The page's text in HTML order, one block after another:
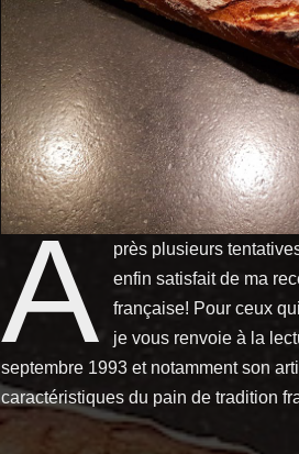
A
près plusieurs
enfin satisfait de ma
française! Pour ceux
je vous renvoie à la
septembre 1993 et notamment son
caractéristiques du pain de tradition